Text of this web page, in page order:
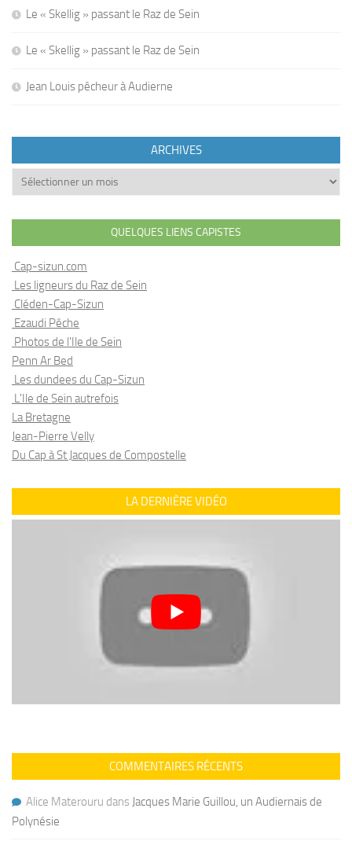
Le « Skellig » passant le Raz de Sein
Le « Skellig » passant le Raz de Sein
Jean Louis pêcheur à Audierne
ARCHIVES
Archives
QUELQUES LIENS CAPISTES
Cap-sizun.com
Les ligneurs du Raz de Sein
Cléden-Cap-Sizun
Ezaudi Pêche
Photos de l'Ile de Sein
Penn Ar Bed
Les dundees du Cap-Sizun
L'Ile de Sein autrefois
La Bretagne
Jean-Pierre Velly
Du Cap à St Jacques de Compostelle
LA DERNIÈRE VIDÉO
COMMENTAIRES RÉCENTS
Alice Materouru dans Jacques Marie Guillou, un Audiernais de
Polynésie